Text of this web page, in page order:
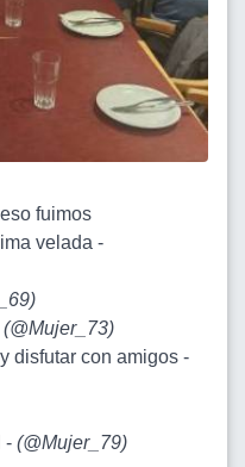
fuimos
velada -
)
(@Mujer_73)
disfutar con amigos -
- (@Mujer_79)